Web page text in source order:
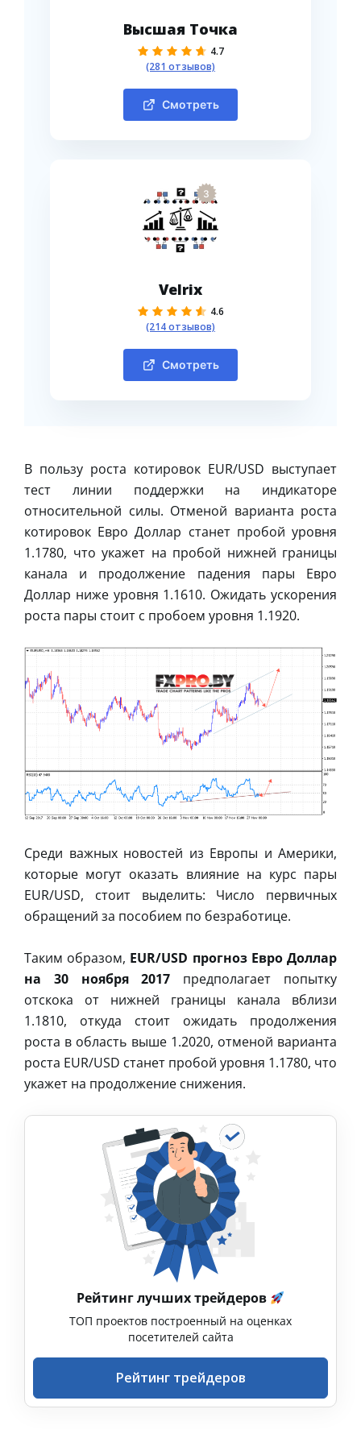
Высшая Точка
4.7
(281 отзывов)
Смотреть
3
Velrix
4.6
(214 отзывов)
Смотреть
В пользу роста котировок EUR/USD выступает
тест линии поддержки на индикаторе
относительной силы. Отменой варианта роста
котировок Евро Доллар станет пробой уровня
1.1780, что укажет на пробой нижней границы
канала и продолжение падения пары Евро
Доллар ниже уровня 1.1610. Ожидать ускорения
роста пары стоит с пробоем уровня 1.1920.
Среди важных новостей из Европы и Америки,
которые могут оказать влияние на курс пары
EUR/USD, стоит выделить: Число первичных
обращений за пособием по безработице.
Таким образом, EUR/USD прогноз Евро Доллар
на 30 ноября 2017 предполагает попытку
отскока от нижней границы канала вблизи
1.1810, откуда стоит ожидать продолжения
роста в область выше 1.2020, отменой варианта
роста EUR/USD станет пробой уровня 1.1780, что
укажет на продолжение снижения.
Рейтинг лучших трейдеров
ТОП проектов построенный на оценках
посетителей сайта
Рейтинг трейдеров